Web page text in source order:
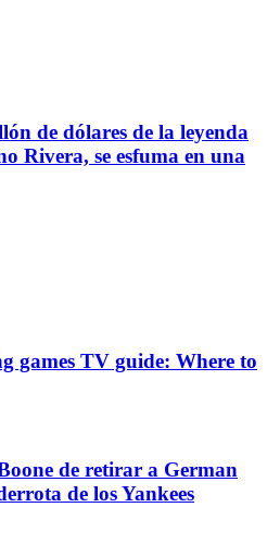
de dólares de la leyenda
Rivera, se esfuma en una
games TV guide: Where to
de retirar a German
de los Yankees